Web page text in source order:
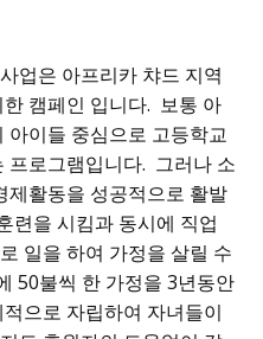
업은 아프리카 챠드 지역
캠페인 입니다. 보통 아
아이들 중심으로 고등학교
프로그램입니다. 그러나 소
제활동을 성공적으로 활발
련을 시킴과 동시에 직업
일을 하여 가정을 살릴 수
50불씩 한 가정을3년동안
으로 자립하여 자녀들이